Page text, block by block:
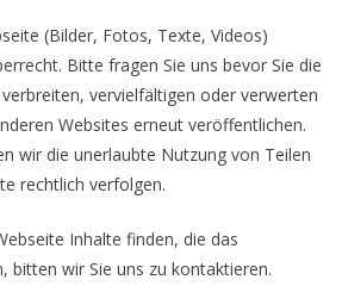
(Bilder, Fotos, Texte, Videos)
Bitte fragen Sie uns bevor Sie die
vervielfältigen oder verwerten
Websites erneut veröffentlichen.
wir die unerlaubte Nutzung von Teilen
rechtlich verfolgen.
Inhalte finden, die das
bitten wir Sie uns zu kontaktieren.